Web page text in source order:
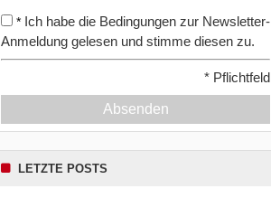
* Ich habe die Bedingungen zur Newsletter-
Anmeldung gelesen und stimme diesen zu.
* Pflichtfeld
Absenden
LETZTE POSTS